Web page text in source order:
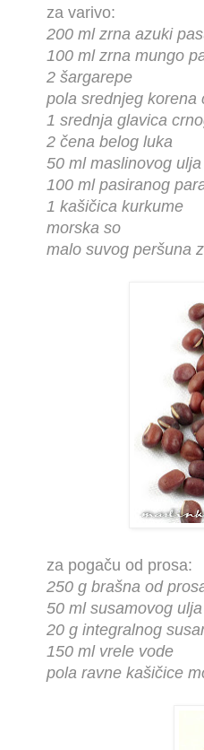
za varivo:
200 ml zrna azuki
100 ml zrna mungo
2 šargarepe
pola srednjeg korena
1 srednja glavica
2 čena belog luka
50 ml maslinovog ulja
100 ml pasiranog
1 kašičica kurkume
morska so
malo suvog peršuna
za pogaču od prosa:
250 g brašna od
50 ml susamovog ulja
20 g integralnog
150 ml vrele vode
pola ravne kašičice